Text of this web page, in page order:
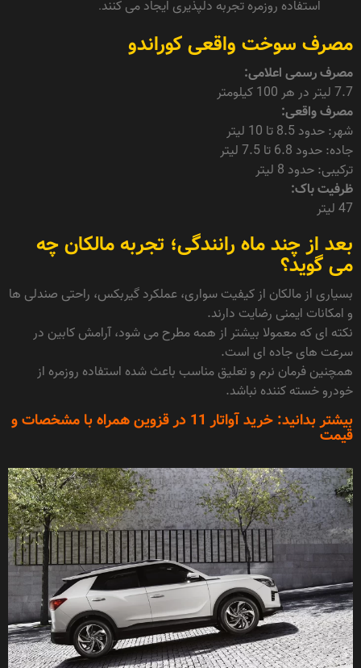
استفاده روزمره تجربه دلپذیری ایجاد می کنند.
مصرف سوخت واقعی کوراندو
مصرف رسمی اعلامی:
7.7 لیتر در هر 100 کیلومتر
مصرف واقعی:
شهر: حدود 8.5 تا 10 لیتر
جاده: حدود 6.8 تا 7.5 لیتر
ترکیبی: حدود 8 لیتر
ظرفیت باک:
47 لیتر
بعد از چند ماه رانندگی؛ تجربه مالکان چه
می گوید؟
بسیاری از مالکان از کیفیت سواری، عملکرد گیربکس، راحتی صندلی ها
و امکانات ایمنی رضایت دارند.
نکته ای که معمولا بیشتر از همه مطرح می شود، آرامش کابین در
سرعت های جاده ای است.
همچنین فرمان نرم و تعلیق مناسب باعث شده استفاده روزمره از
خودرو خسته کننده نباشد.
بیشتر بدانید: خرید آواتار 11 در قزوین همراه با مشخصات و
قیمت